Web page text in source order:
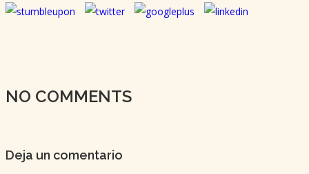
NO COMMENTS
Deja un comentario